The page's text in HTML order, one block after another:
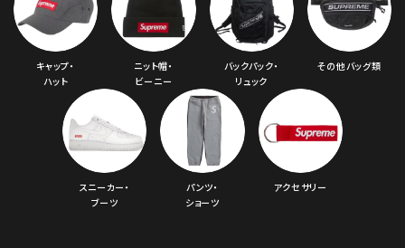
キャップ・
ハット
ニット帽・
ビーニー
バックパック・
リュック
その他バッグ類
スニーカー・
ブーツ
パンツ・
ショーツ
アクセサリー